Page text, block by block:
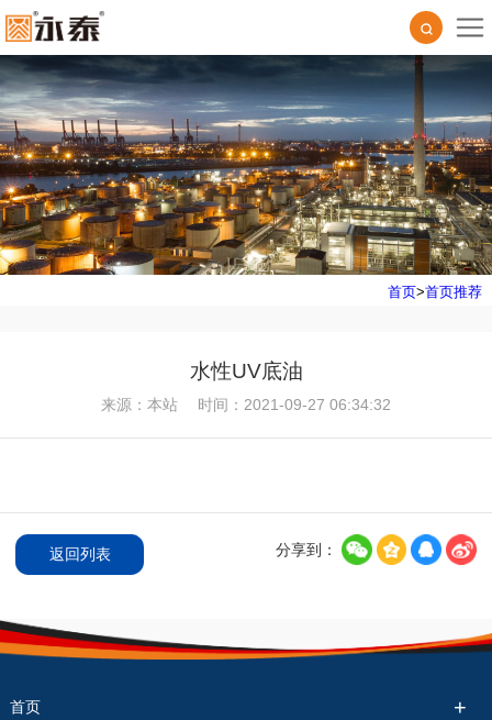
首页>首页推荐
水性UV底油
来源：本站 时间：2021-09-27 06:34:32
返回列表 分享到：
首页